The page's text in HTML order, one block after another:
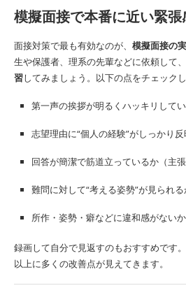
模擬面接で本番に近い緊張
面接対策で最も有効なのが、 模擬面接の
生や保護者、理系の先輩などに依頼して、
習してみましょう。以下の点をチェック
第一声の挨拶が明るくハッキリして
志望理由に“個人の経験”がしっかり
回答が簡潔で筋道立っているか（主
難問に対して“考える姿勢”が見られ
所作・姿勢・癖などに違和感がないか
録画して自分で見返すのもおすすめです
以上に多くの改善点が見えてきます。